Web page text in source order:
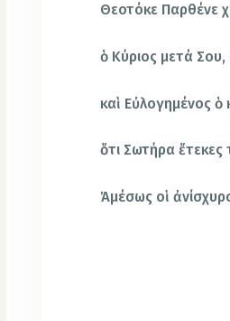
Θεοτόκε Παρθένε
ὁ Κύριος μετά Σου,
καὶ Εὐλογημένος ὁ
ὅτι Σωτήρα
Ἀμέσως οἱ